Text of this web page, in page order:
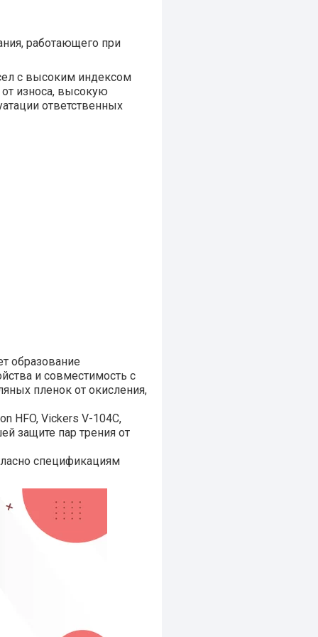
работающего при
с высоким индексом
износа, высокую
ответственных
образование
и совместимость с
пленок от окисления,
HFO, Vickers V-104C,
защите пар трения от
спецификациям